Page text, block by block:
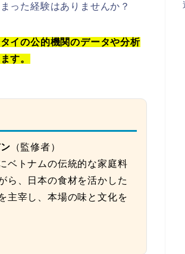
った経験はありませんか？
イの公的機関のデータや分析
す。
（監修者）
ベトナムの伝統的な家庭料
ら、日本の食材を活かした
主宰し、本場の味と文化を